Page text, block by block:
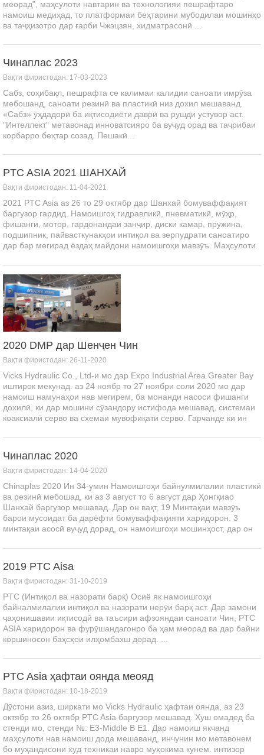
меорад", маҳсулоти навтарин ва технологияи пешрафтаро
намоиш медиҳад, то платформаи беҳтарини мубодилаи мошинҳо
ва таҷҳизотро дар ғарби Чжэцзян, хидматрасонӣ ...
Чинаплас 2023
Вақти фиристодан: 17-03-2023
Сабз, соҳибақл, пешрафта се калимаи калидии саноати имрӯза
мебошанд, саноати резинӣ ва пластикӣ низ дохил мешаванд.
«Сабз» ӯҳдадорӣ ба иқтисодиёти даврӣ ва рушди устувор аст.
"Интеллект" метавонад инноватсияро ба вуҷуд орад ва таҷрибаи
корбарро беҳтар созад. Пешакӣ...
PTC ASIA 2021 ШАНХАЙ
Вақти фиристодан: 11-04-2021
2021 PTC Asia аз 26 то 29 октябр дар Шанхай бомуваффақият
баргузор гардид. Намоишгоҳ гидравликӣ, пневматикӣ, мӯҳр,
фишанги, мотор, гардонандаи занҷир, диски камар, пружина,
подшипник, пайвасткунакҳои интиқол ва зерпудрати саноатиро
дар бар мегирад ёздаҳ майдони намоишгоҳи мавзӯъ. Маҳсулоти
2020 DMP дар Шенҷен Чин
Вақти фиристодан: 26-11-2020
Vicks Hydraulic Co., Ltd-и мо дар Expo Industrial Area Greater Bay
иштирок мекунад. аз 24 ноябр то 27 ноябри соли 2020 мо дар
намоиш намунаҳои нав мегирем, ба монанди насоси фишанги
дохилӣ, ки дар мошини сӯзандору истифода мешавад, системаи
коаксиалӣ серво ва схемаи мувофиқати серво. Гарчанде ки ин
Чинаплас 2020
Вақти фиристодан: 14-04-2020
Chinaplas 2020 Ин 34-умин Намоишгоҳи байнулмилалии пластикӣ
ва резинӣ мебошад, ки аз 3 август то 6 август дар Ҳонгқиао
Шанхай баргузор мешавад. Дар он вақт, 19 Минтақаи мавзӯъ
барои мусоидат ба дарёфти бомуваффақияти харидорон. 3
минтақаи асосӣ вуҷуд дорад, он намоишгоҳи мошинҳост, дар он
2019 PTC Aisa
Вақти фиристодан: 31-10-2019
PTC (Интиқол ва назорати барқ) Осиё як намоишгоҳи
байналмилалии интиқол ва назорати нерӯи барқ ​​аст. Дар замони
ҷаҳонишавии иқтисодӣ ва таъсири афзояндаи саноати Чин, PTC
ASIA харидорон ва фурӯшандагонро ба ҳам меорад ва дар байни
коршиносон баҳсҳои илҳомбахш дорад. ...
PTC Asia ҳафтаи оянда меояд
Вақти фиристодан: 10-18-2019
Дӯстони азиз, ширкати мо Vicks Hydraulic ҳафтаи оянда, аз 23
октябр то 26 октябр PTC Asia баргузор мешавад. Хуш омадед ба
стенди мо, стенди №: E3-Middle B E1. Дар намоиш якчанд
маҳсулоти нав намоиш дода мешаванд, инчунин мо метавонем
бо муҳандисони худ техникаи навро муҳокима кунем. интизор